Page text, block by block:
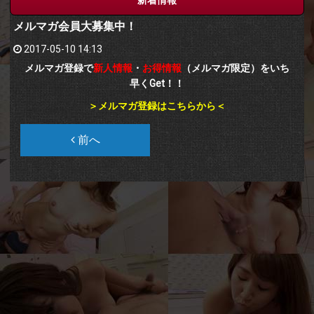
メルマガ会員大募集中！
2017-05-10 14:13
メルマガ登録で新人情報 ・ お得情報 （メルマガ限定）をいち
早くGet！！
＞メルマガ登録はこちらから＜
前へ